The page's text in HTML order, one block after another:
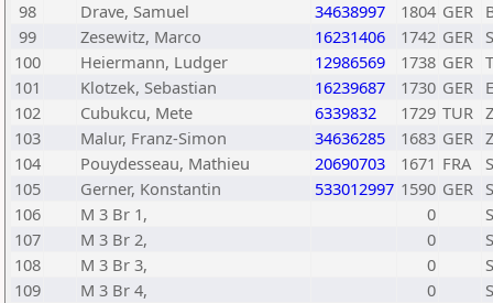
98
Drave, Samuel 34638997 1804 GER
99
Zesewitz, Marco 16231406 1742 GER
100
Heiermann, Ludger 12986569 1738 GER
101
Klotzek, Sebastian 16239687 1730 GER
102
Cubukcu, Mete 6339832 1729 TUR
103
Malur, Franz-Simon 34636285 1683 GER
104
Pouydesseau, Mathieu 20690703 1671 FRA
105
Gerner, Konstantin 533012997 1590 GER
106
M 3 Br 1, 0
107
M 3 Br 2, 0
108
M 3 Br 3, 0
109
M 3 Br 4, 0